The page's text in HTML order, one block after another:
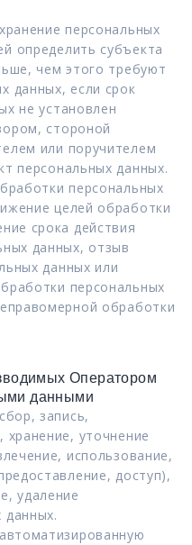
персональных
определить субъекта
чем этого требуют
данных, если срок
не установлен
стороной
или поручителем
персональных данных.
персональных
целей обработки
срока действия
данных, отзыв
данных или
персональных
обработки
Оператором
данными
запись,
хранение, уточнение
использование,
доступ),
удаление
данных.